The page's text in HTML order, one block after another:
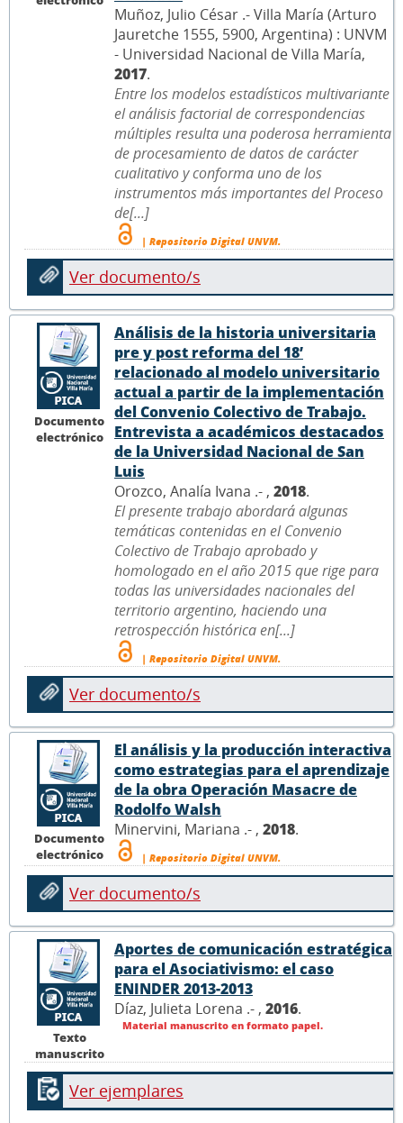
Muñoz, Julio César .- Villa María (Arturo
Jauretche 1555, 5900, Argentina) : UNVM
- Universidad Nacional de Villa María,
2017.
Entre los modelos estadísticos multivariante
el análisis factorial de correspondencias
múltiples resulta una poderosa herramienta
de procesamiento de datos de carácter
cualitativo y conforma uno de los
instrumentos más importantes del Proceso
de[...]
| Repositorio Digital UNVM.
Ver documento/s
Documento
electrónico
Análisis de la historia universitaria
pre y post reforma del 18’
relacionado al modelo universitario
actual a partir de la implementación
del Convenio Colectivo de Trabajo.
Entrevista a académicos destacados
de la Universidad Nacional de San
Luis
Orozco, Analía Ivana .- , 2018.
El presente trabajo abordará algunas
temáticas contenidas en el Convenio
Colectivo de Trabajo aprobado y
homologado en el año 2015 que rige para
todas las universidades nacionales del
territorio argentino, haciendo una
retrospección histórica en[...]
| Repositorio Digital UNVM.
Ver documento/s
Documento
electrónico
El análisis y la producción interactiva
como estrategias para el aprendizaje
de la obra Operación Masacre de
Rodolfo Walsh
Minervini, Mariana .- , 2018.
| Repositorio Digital UNVM.
Ver documento/s
Texto
manuscrito
Aportes de comunicación estratégica
para el Asociativismo: el caso
ENINDER 2013-2013
Díaz, Julieta Lorena .- , 2016.
Material manuscrito en formato papel.
Ver ejemplares